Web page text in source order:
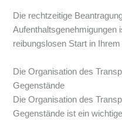
Die rechtzeitige
Aufenthaltsgenehmigungen
reibungslosen Start in Ihrem
Die Organisation des
Gegenstände
Die Organisation des
Gegenstände ist ein